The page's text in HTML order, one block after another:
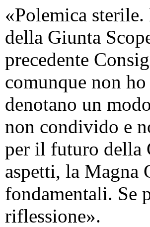
«Polemica
della Giunta
precedente
comunque non
denotano un
non condivido e
per il futuro della
aspetti, la Magna
fondamentali. Se
riflessione».